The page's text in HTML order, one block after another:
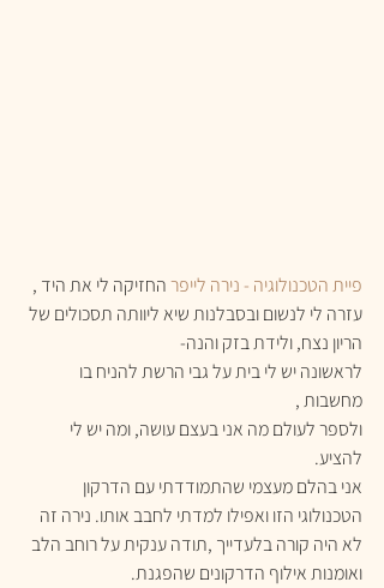
פיית הטכנולוגיה - נירה לייפר החזיקה לי את היד ,
עזרה לי לנשום ובסבלנות שיא ליוותה תסכולים של
הריון נצח, ולידת בזק והנה-
לראשונה יש לי בית על גבי הרשת להניח בו
מחשבות ,
ולספר לעולם מה אני בעצם עושה, ומה יש לי
להציע.
אני בהלם מעצמי שהתמודדתי עם הדרקון
הטכנולוגי הזו ואפילו למדתי לחבב אותו. נירה זה
לא היה קורה בלעדייך ,תודה ענקית על רוחב הלב
ואומנות אילוף הדרקונים שהפגנת.